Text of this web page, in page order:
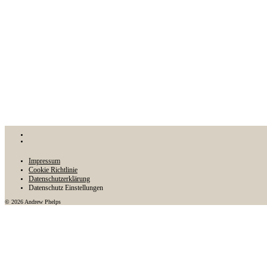
Impressum
Cookie Richtlinie
Datenschutzerklärung
Datenschutz Einstellungen
© 2026 Andrew Phelps